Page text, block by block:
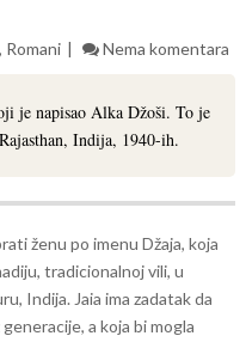
, Romani Nema komentara
je napisao Alka Džoši. To je
Indija, 1940-ih.
ženu po imenu Džaja, koja
tradicionalnoj vili, u
Indija. Jaia ima zadatak da
a koja bi mogla